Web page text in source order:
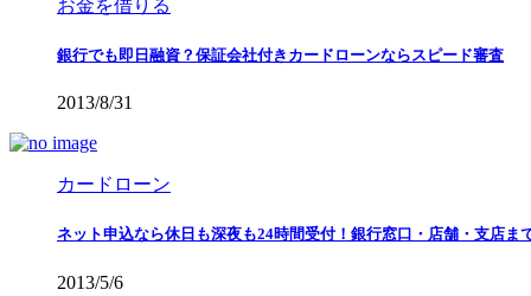
お金を借りる
銀行でも即日融資？保証会社付きカードローンならスピード審査
2013/8/31
カードローン
ネット申込なら休日も深夜も24時間受付！銀行窓口・店舗・支店ま
2013/5/6